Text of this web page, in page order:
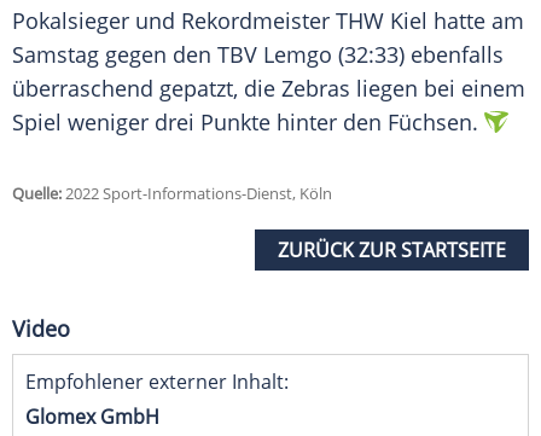
Pokalsieger und Rekordmeister THW Kiel hatte am
Samstag gegen den TBV Lemgo (32:33) ebenfalls
überraschend gepatzt, die Zebras liegen bei einem
Spiel weniger drei Punkte hinter den Füchsen.
Quelle:2022 Sport-Informations-Dienst, Köln
ZURÜCK ZUR STARTSEITE
Video
Empfohlener externer Inhalt:
Glomex GmbH